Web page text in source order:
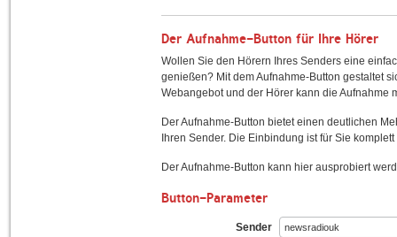
Der Aufnahme-Button für Ihre Hörer
Wollen Sie den Hörern Ihres Senders eine
genießen? Mit dem Aufnahme-Button gestaltet
Webangebot und der Hörer kann die Aufnahme
Der Aufnahme-Button bietet einen deutlichen
Ihren Sender. Die Einbindung ist für Sie
Der Aufnahme-Button kann hier ausprobiert
Button-Parameter
Sender